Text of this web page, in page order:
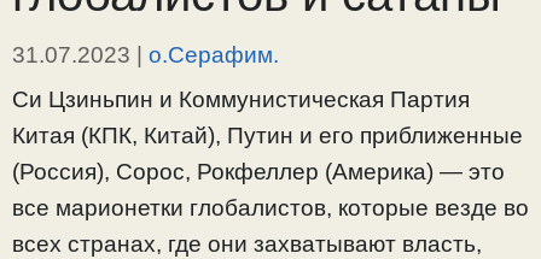
31.07.2023 | о.Серафим.
Си Цзиньпин и Коммунистическая Партия
Китая (КПК, Китай), Путин и его приближенные
(Россия), Сорос, Рокфеллер (Америка) — это
все марионетки глобалистов, которые везде во
всех странах, где они захватывают власть,